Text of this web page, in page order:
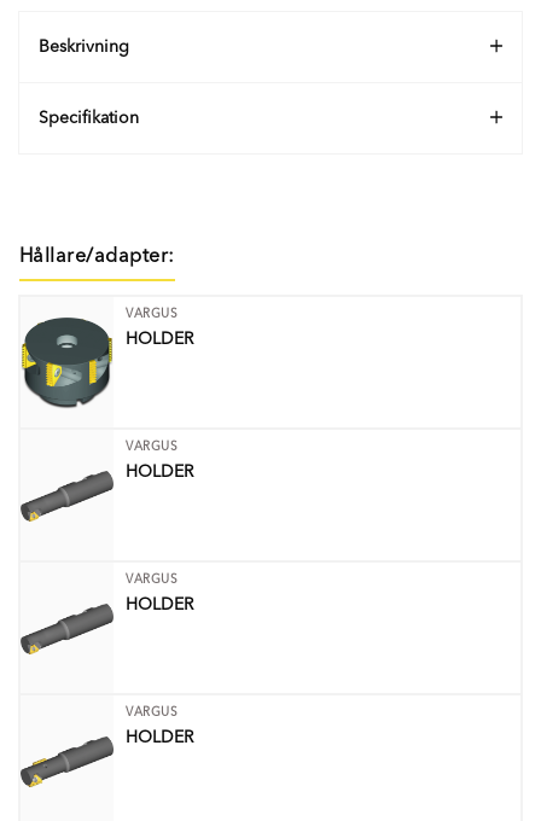
Beskrivning
Specifikation
Hållare/adapter:
VARGUS
HOLDER
VARGUS
HOLDER
VARGUS
HOLDER
VARGUS
HOLDER